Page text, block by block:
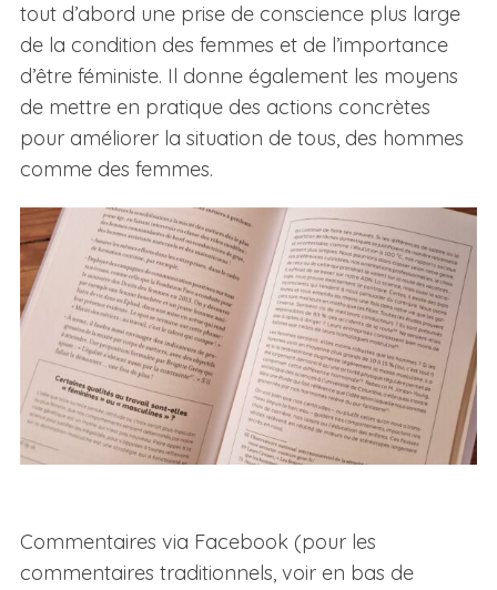
tout d’abord une prise de conscience plus large
de la condition des femmes et de l’importance
d’être féministe. Il donne également les moyens
de mettre en pratique des actions concrètes
pour améliorer la situation de tous, des hommes
comme des femmes.
Commentaires via Facebook (pour les
commentaires traditionnels, voir en bas de